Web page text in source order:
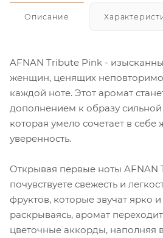
Описание
AFNAN Tribute Pink -
женщин, ценящих
каждой ноте. Этот аромат
дополнением к образу
которая умело сочетает в себе
уверенность.
Открывая первые ноты AFNAN
почувствуете свежесть и
фруктов, которые звучат ярко
раскрываясь, аромат
цветочные аккорды, наполняя